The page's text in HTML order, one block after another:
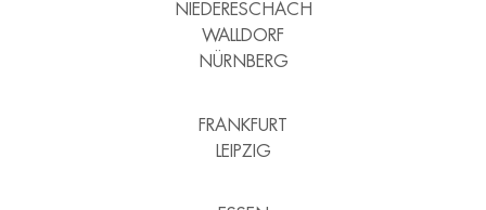
NIEDERESCHACH
WALLDORF
NÜRNBERG
FRANKFURT
LEIPZIG